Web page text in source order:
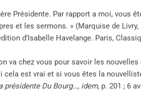
Présidente. Par rapport a moi, vous
et les sermons. » (Marquise de Livry,
d’Isabelle Havelange. Paris,
va chez vous pour savoir les
est vrai et si vous êtes la
présidente Du Bourg…, idem, p. 201 ; 6